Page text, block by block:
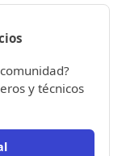
y técnicos